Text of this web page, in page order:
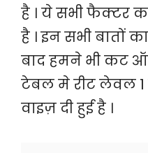
है । ये सभी फैक्टर
है । इन सभी बातों
बाद हमने भी कट
टेबल मे रीट लेवल
वाइज़ दी हुई है ।